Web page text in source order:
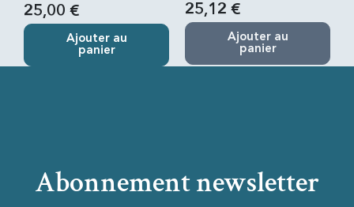
25,00 €
Ajouter au
panier
25,12 €
Ajouter au
panier
Abonnement newsletter